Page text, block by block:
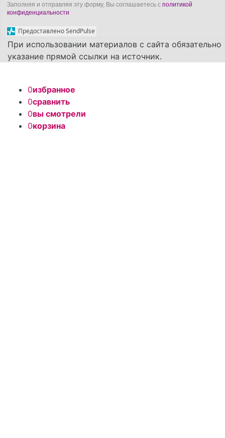
Заполняя и отправляя эту форму, Вы соглашаетесь с политикой
конфиденциальности
Предоставлено SendPulse
При использовании материалов с сайта обязательно
указание прямой ссылки на источник.
0избранное
0сравнить
0вы смотрели
0корзина